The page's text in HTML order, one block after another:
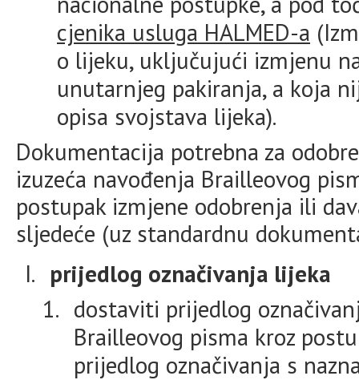
cjenika usluga HALMED-a
o lijeku, uključujući izmjenu
unutarnjeg pakiranja, a koja
opisa svojstava lijeka).
Dokumentacija potrebna za
izuzeća navođenja Brailleovog
postupak izmjene odobrenja ili
sljedeće (uz standardnu
prijedlog označivanja lijeka
dostaviti prijedlog
Brailleovog pisma kroz
prijedlog označivanja s